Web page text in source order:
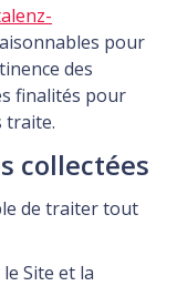
pour
des
finalités pour
traite.
collectées
de traiter tout
Site et la